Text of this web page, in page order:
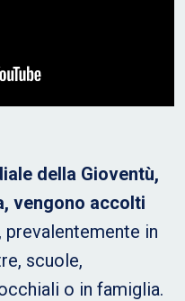
della Gioventù,
vengono accolti
, prevalentemente in
scuole,
o in famiglia.